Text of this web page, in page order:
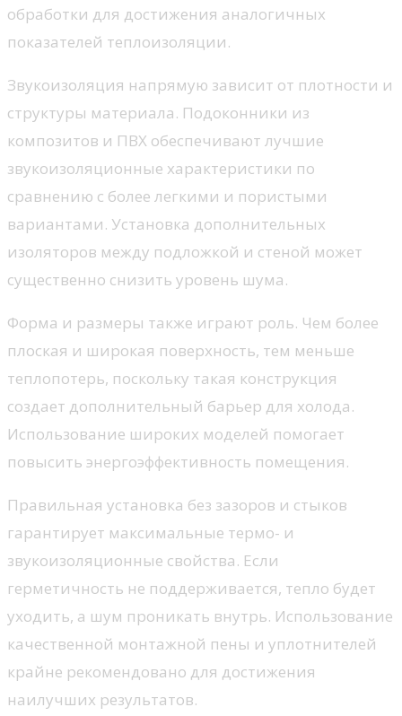
обработки для достижения аналогичных
показателей теплоизоляции.
Звукоизоляция напрямую зависит от плотности и
структуры материала. Подоконники из
композитов и ПВХ обеспечивают лучшие
звукоизоляционные характеристики по
сравнению с более легкими и пористыми
вариантами. Установка дополнительных
изоляторов между подложкой и стеной может
существенно снизить уровень шума.
Форма и размеры также играют роль. Чем более
плоская и широкая поверхность, тем меньше
теплопотерь, поскольку такая конструкция
создает дополнительный барьер для холода.
Использование широких моделей помогает
повысить энергоэффективность помещения.
Правильная установка без зазоров и стыков
гарантирует максимальные термо- и
звукоизоляционные свойства. Если
герметичность не поддерживается, тепло будет
уходить, а шум проникать внутрь. Использование
качественной монтажной пены и уплотнителей
крайне рекомендовано для достижения
наилучших результатов.